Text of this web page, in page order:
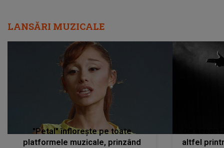
LANSĂRI MUZICALE
"Petal" înflorește pe toate
platformele muzicale, prinzând
altfel